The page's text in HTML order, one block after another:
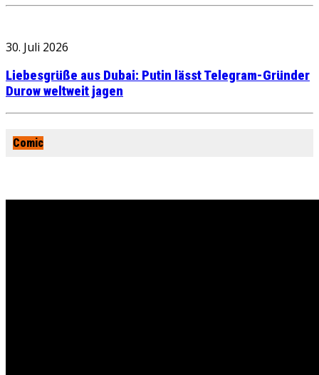
30. Juli 2026
Liebesgrüße aus Dubai: Putin lässt Telegram-Gründer
Durow weltweit jagen
Comic